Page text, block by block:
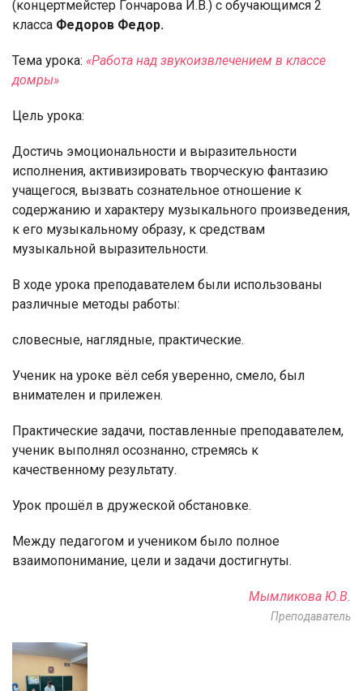
(концертмейстер Гончарова И.В.) с обучающимся 2
класса Федоров Федор.
Тема урока: «Работа над звукоизвлечением в классе
домры»
Цель урока:
Достичь эмоциональности и выразительности
исполнения, активизировать творческую фантазию
учащегося, вызвать сознательное отношение к
содержанию и характеру музыкального произведения,
к его музыкальному образу, к средствам
музыкальной выразительности.
В ходе урока преподавателем были использованы
различные методы работы:
словесные, наглядные, практические.
Ученик на уроке вёл себя уверенно, смело, был
внимателен и прилежен.
Практические задачи, поставленные преподавателем,
ученик выполнял осознанно, стремясь к
качественному результату.
Урок прошёл в дружеской обстановке.
Между педагогом и учеником было полное
взаимопонимание, цели и задачи достигнуты.
Мымликова Ю.В.
Преподаватель